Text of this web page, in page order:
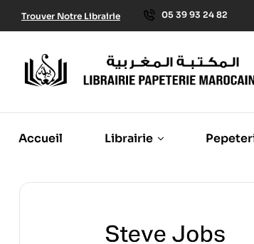
Trouver Notre Librairie 05 39 93 24 82
Accueil Librairie